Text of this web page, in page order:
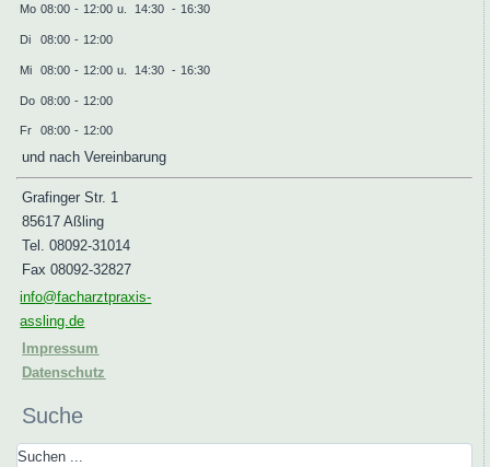
Mo 08:00 - 12:00 u. 14:30 - 16:30
Di 08:00 - 12:00
Mi 08:00 - 12:00 u. 14:30 - 16:30
Do 08:00 - 12:00
Fr 08:00 - 12:00
und nach Vereinbarung
Grafinger Str. 1
85617 Aßling
Tel. 08092-31014
Fax 08092-32827
info@facharztpraxis-
assling.de
Impressum
Datenschutz
Suche